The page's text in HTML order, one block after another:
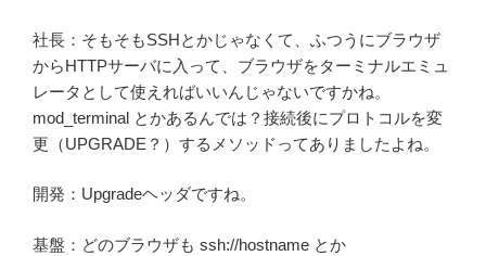
社長：そもそもSSHとかじゃなくて、ふつうにブラウザ
からHTTPサーバに入って、ブラウザをターミナルエミュ
レータとして使えればいいんじゃないですかね。
mod_terminal とかあるんでは？接続後にプロトコルを変
更（UPGRADE？）するメソッドってありましたよね。
開発：Upgradeヘッダですね。
基盤：どのブラウザも ssh://hostname とか